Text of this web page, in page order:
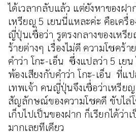
ได้เวลากลับแล้ว แต่ยังหาของฝา
เหรียญ 5 เยนนี่แหละค่ะ คือเครื่
ญี่ปุ่นเชื่อว่า รูตรงกลางของเหรี
ร้ายต่างๆ เรื่องไม่ดี ความโชคร้
คำว่า โกะ-เอ็น ซึ่งแปลว่า 5 เย
พ้องเสียงกับคำว่า โกะ-เอ็น ที่แ
เทพเจ้า คนญี่ปุ่นจึงเชื่อว่าเหรีย
สัญลักษณ์ของความโชคดี ขับไล่โ
เก็บไปเป็นของฝาก ก็เรียกได้ว่า
มากเลยทีเดียว